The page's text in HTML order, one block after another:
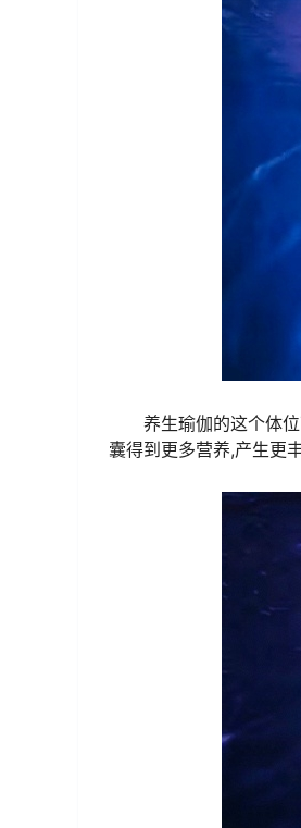
养生瑜伽的这个体
囊得到更多营养,产生更